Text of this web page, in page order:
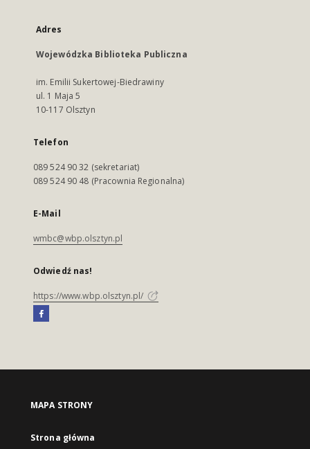
Adres
Wojewódzka Biblioteka Publiczna
im. Emilii Sukertowej-Biedrawiny
ul. 1 Maja 5
10-117 Olsztyn
Telefon
089 524 90 32 (sekretariat)
089 524 90 48 (Pracownia Regionalna)
E-Mail
wmbc@wbp.olsztyn.pl
Odwiedź nas!
https://www.wbp.olsztyn.pl/
MAPA STRONY
Strona główna